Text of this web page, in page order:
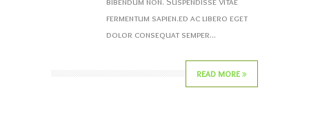
fermentum sapien.ed ac libero eget
dolor consequat semper...
READ MORE